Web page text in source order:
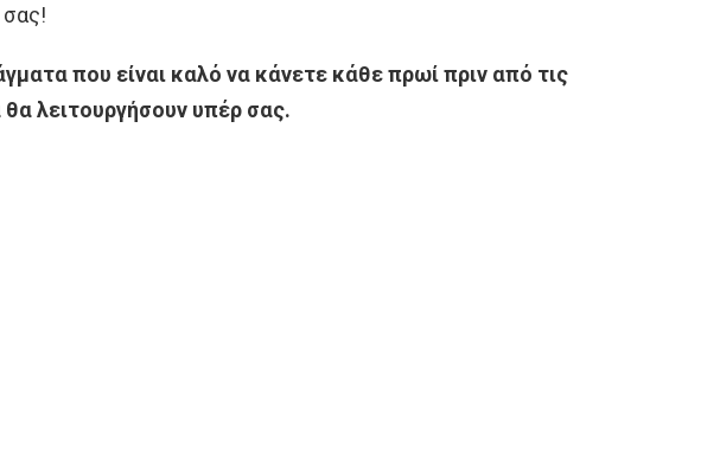
σας!
που είναι καλό να κάνετε κάθε πρωί πριν από τις
λειτουργήσουν υπέρ σας.